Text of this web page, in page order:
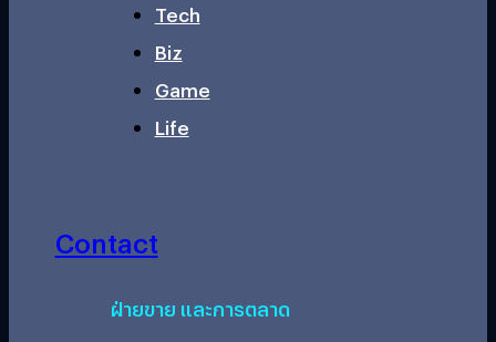
Tech
Biz
Game
Life
Contact
ฝ่ายขาย และการตลาด